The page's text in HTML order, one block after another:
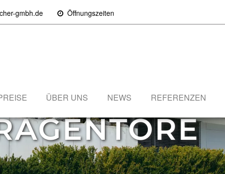
gmbh.de Öffnungszeiten
ÜBER UNS NEWS REFERENZEN